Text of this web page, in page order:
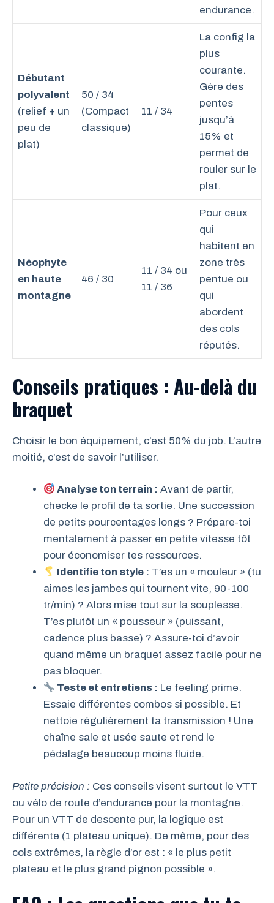
endurance.
Débutant
polyvalent
(relief + un
peu de
plat)
50 / 34
(Compact
classique)
11 / 34
La config la
plus
courante.
Gère des
pentes
jusqu’à
15% et
permet de
rouler sur le
plat.
Néophyte
en haute
montagne
46 / 30
11 / 34 ou
11 / 36
Pour ceux
qui
habitent en
zone très
pentue ou
qui
abordent
des cols
réputés.
Conseils pratiques : Au-delà du
braquet
Choisir le bon équipement, c’est 50% du job. L’autre
moitié, c’est de savoir l’utiliser.
Analyse ton terrain : Avant de partir,
checke le profil de ta sortie. Une succession
de petits pourcentages longs ? Prépare-toi
mentalement à passer en petite vitesse tôt
pour économiser tes ressources.
Identifie ton style : T’es un « mouleur » (tu
aimes les jambes qui tournent vite, 90-100
tr/min) ? Alors mise tout sur la souplesse.
T’es plutôt un « pousseur » (puissant,
cadence plus basse) ? Assure-toi d’avoir
quand même un braquet assez facile pour ne
pas bloquer.
Teste et entretiens : Le feeling prime.
Essaie différentes combos si possible. Et
nettoie régulièrement ta transmission ! Une
chaîne sale et usée saute et rend le
pédalage beaucoup moins fluide.
Petite précision : Ces conseils visent surtout le VTT
ou vélo de route d’endurance pour la montagne.
Pour un VTT de descente pur, la logique est
différente (1 plateau unique). De même, pour des
cols extrêmes, la règle d’or est : « le plus petit
plateau et le plus grand pignon possible ».